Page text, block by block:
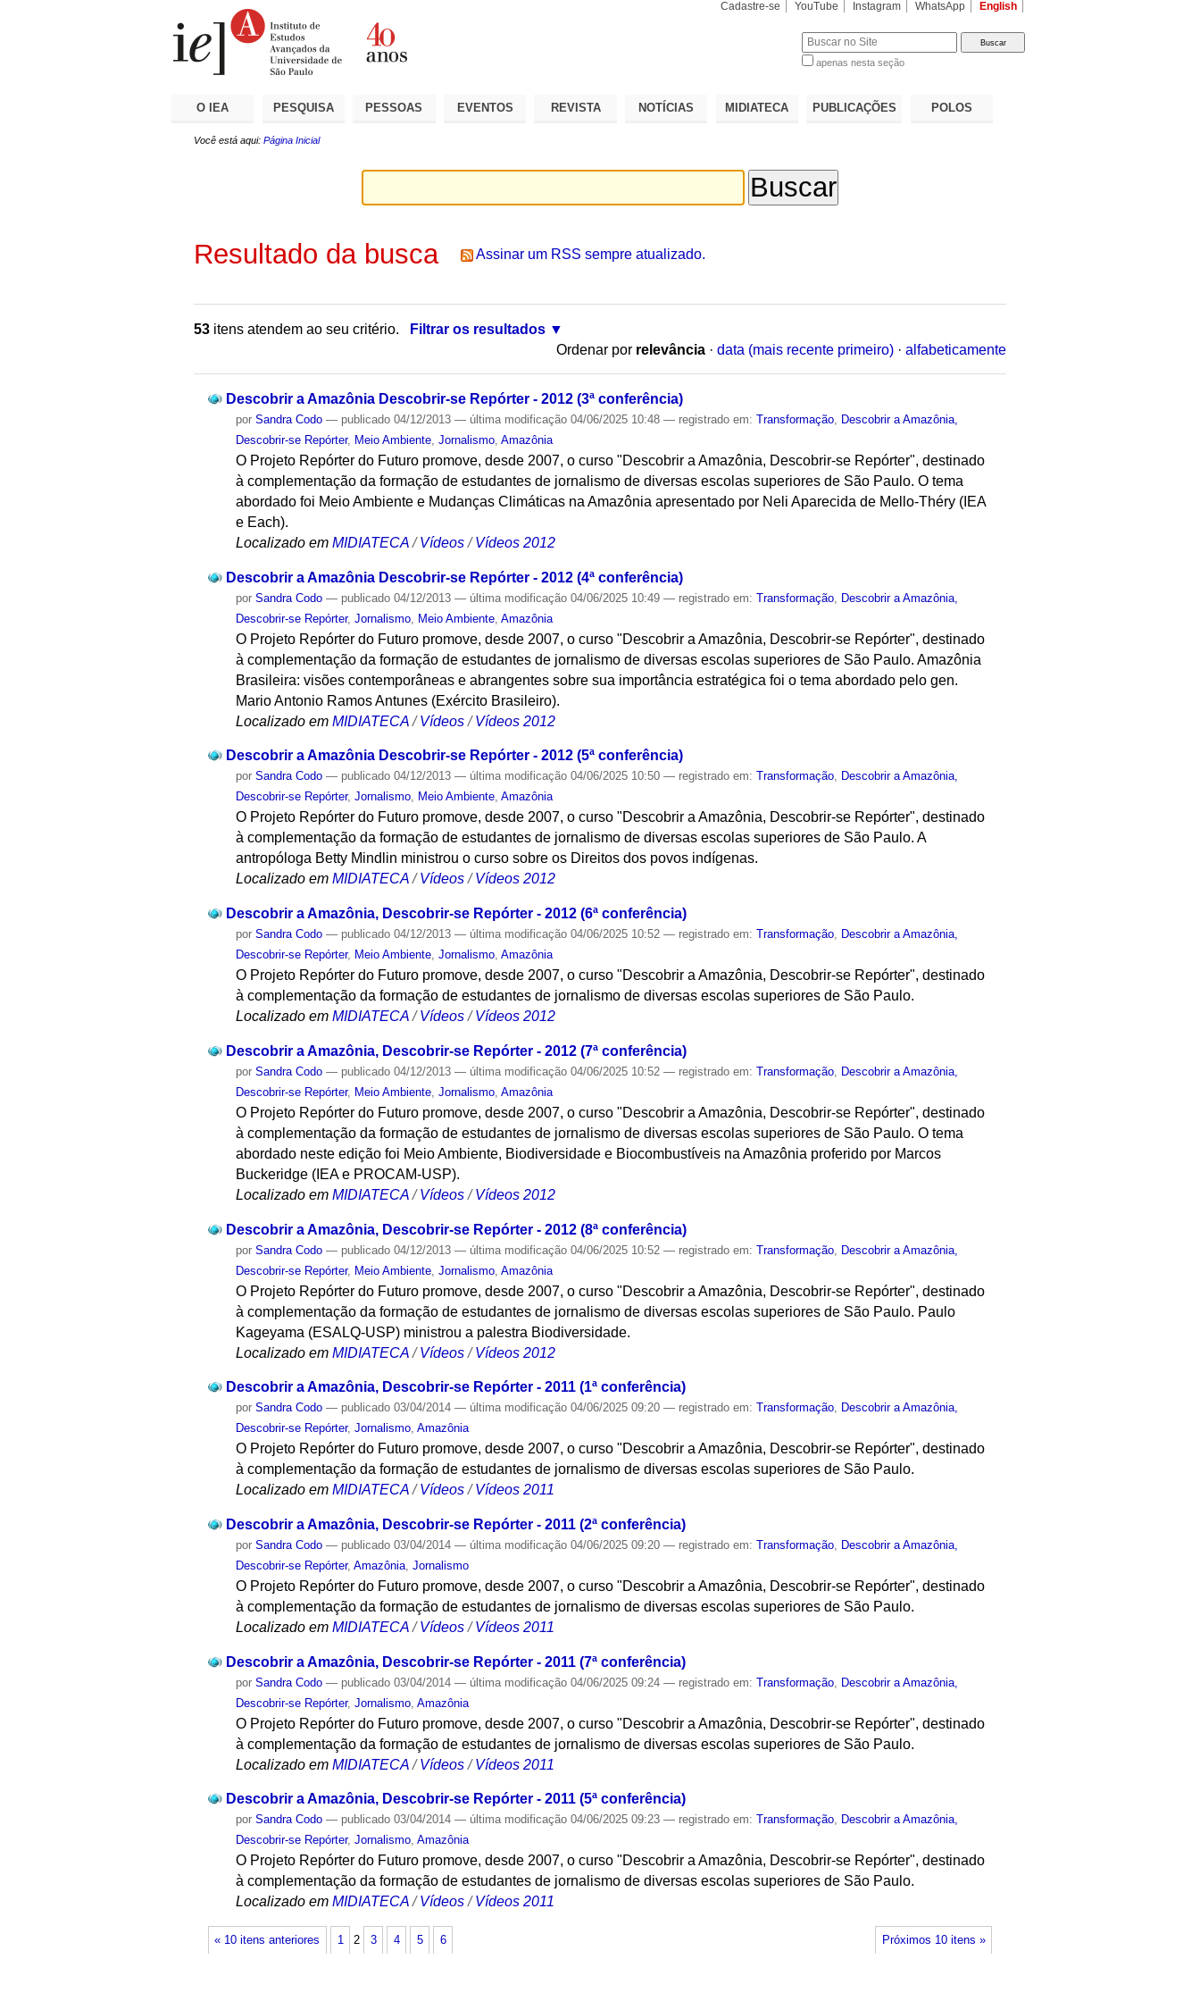
Cadastre-se YouTube Instagram WhatsApp English
apenas nesta seção
O IEA PESQUISA PESSOAS EVENTOS REVISTA NOTÍCIAS MIDIATECA PUBLICAÇÕES POLOS
Você está aqui: Página Inicial
Resultado da busca Assinar um RSS sempre atualizado.
53 itens atendem ao seu critério.
Filtrar os resultados
Ordenar por relevância · data (mais recente primeiro) · alfabeticamente
Descobrir a Amazônia Descobrir-se Repórter - 2012 (3ª conferência)
porSandra Codo — publicado 04/12/2013— última modificação 04/06/2025 10:48— registrado em:Transformação
Descobrir a Amazônia,
Descobrir-se Repórter, Meio Ambiente ,Jornalismo ,Amazônia
O Projeto Repórter do Futuro promove, desde 2007, o curso "Descobrir a Amazônia, Descobrir-se Repórter", destinado
à complementação da formação de estudantes de jornalismo de diversas escolas superiores de São Paulo. O tema
abordado foi Meio Ambiente e Mudanças Climáticas na Amazônia apresentado por Neli Aparecida de Mello-Théry (IEA
e Each).
Localizado em MIDIATECA /Vídeos /Vídeos 2012
Descobrir a Amazônia Descobrir-se Repórter - 2012 (4ª conferência)
porSandra Codo — publicado 04/12/2013— última modificação 04/06/2025 10:49— registrado em:Transformação Descobrir a Amazônia,
Descobrir-se Repórter,Jornalismo Meio Ambiente ,Amazônia
O Projeto Repórter do Futuro promove, desde 2007, o curso "Descobrir a Amazônia, Descobrir-se Repórter", destinado
à complementação da formação de estudantes de jornalismo de diversas escolas superiores de São Paulo. Amazônia
Brasileira: visões contemporâneas e abrangentes sobre sua importância estratégica foi o tema abordado pelo gen.
Mario Antonio Ramos Antunes (Exército Brasileiro).
Localizado em MIDIATECA /Vídeos /Vídeos 2012
Descobrir a Amazônia Descobrir-se Repórter - 2012 (5ª conferência)
porSandra Codo — publicado 04/12/2013— última modificação 04/06/2025 10:50— registrado em:Transformação, Descobrir a Amazônia,
Descobrir-se Repórter,Jornalismo, Meio Ambiente,Amazônia
O Projeto Repórter do Futuro promove, desde 2007, o curso "Descobrir a Amazônia, Descobrir-se Repórter", destinado
à complementação da formação de estudantes de jornalismo de diversas escolas superiores de São Paulo. A
antropóloga Betty Mindlin ministrou o curso sobre os Direitos dos povos indígenas.
Localizado em MIDIATECA /Vídeos /Vídeos 2012
Descobrir a Amazônia, Descobrir-se Repórter - 2012 (6ª conferência)
porSandra Codo — publicado 04/12/2013— última modificação 04/06/2025 10:52— registrado em:Transformação, Descobrir a Amazônia,
Descobrir-se Repórter, Meio Ambiente,Jornalismo,Amazônia
O Projeto Repórter do Futuro promove, desde 2007, o curso "Descobrir a Amazônia, Descobrir-se Repórter", destinado
à complementação da formação de estudantes de jornalismo de diversas escolas superiores de São Paulo.
Localizado em MIDIATECA /Vídeos /Vídeos 2012
Descobrir a Amazônia, Descobrir-se Repórter - 2012 (7ª conferência)
porSandra Codo — publicado 04/12/2013— última modificação 04/06/2025 10:52— registrado em:Transformação
Descobrir a Amazônia,
Descobrir-se Repórter, Meio Ambiente ,Jornalismo ,Amazônia
O Projeto Repórter do Futuro promove, desde 2007, o curso "Descobrir a Amazônia, Descobrir-se Repórter", destinado
à complementação da formação de estudantes de jornalismo de diversas escolas superiores de São Paulo. O tema
abordado neste edição foi Meio Ambiente, Biodiversidade e Biocombustíveis na Amazônia proferido por Marcos
Buckeridge (IEA e PROCAM-USP).
Localizado em MIDIATECA /Vídeos /Vídeos 2012
Descobrir a Amazônia, Descobrir-se Repórter - 2012 (8ª conferência)
porSandra Codo — publicado 04/12/2013— última modificação 04/06/2025 10:52— registrado em:Transformação Descobrir a Amazônia,
Descobrir-se Repórter, Meio Ambiente ,Jornalismo ,Amazônia
O Projeto Repórter do Futuro promove, desde 2007, o curso "Descobrir a Amazônia, Descobrir-se Repórter", destinado
à complementação da formação de estudantes de jornalismo de diversas escolas superiores de São Paulo. Paulo
Kageyama (ESALQ-USP) ministrou a palestra Biodiversidade.
Localizado em MIDIATECA /Vídeos /Vídeos 2012
Descobrir a Amazônia, Descobrir-se Repórter - 2011 (1ª conferência)
porSandra Codo — publicado 03/04/2014— última modificação 04/06/2025 09:20— registrado em:Transformação, Descobrir a Amazônia,
Descobrir-se Repórter,Jornalismo,Amazônia
O Projeto Repórter do Futuro promove, desde 2007, o curso "Descobrir a Amazônia, Descobrir-se Repórter", destinado
à complementação da formação de estudantes de jornalismo de diversas escolas superiores de São Paulo.
Localizado em MIDIATECA /Vídeos /Vídeos 2011
Descobrir a Amazônia, Descobrir-se Repórter - 2011 (2ª conferência)
porSandra Codo — publicado 03/04/2014— última modificação 04/06/2025 09:20— registrado em:Transformação
Descobrir a Amazônia,
Descobrir-se Repórter,Amazônia ,Jornalismo
O Projeto Repórter do Futuro promove, desde 2007, o curso "Descobrir a Amazônia, Descobrir-se Repórter", destinado
à complementação da formação de estudantes de jornalismo de diversas escolas superiores de São Paulo.
Localizado em MIDIATECA /Vídeos /Vídeos 2011
Descobrir a Amazônia, Descobrir-se Repórter - 2011 (7ª conferência)
porSandra Codo — publicado 03/04/2014— última modificação 04/06/2025 09:24— registrado em:Transformação Descobrir a Amazônia,
Descobrir-se Repórter,Jornalismo ,Amazônia
O Projeto Repórter do Futuro promove, desde 2007, o curso "Descobrir a Amazônia, Descobrir-se Repórter", destinado
à complementação da formação de estudantes de jornalismo de diversas escolas superiores de São Paulo.
Localizado em MIDIATECA /Vídeos /Vídeos 2011
Descobrir a Amazônia, Descobrir-se Repórter - 2011 (5ª conferência)
porSandra Codo — publicado 03/04/2014— última modificação 04/06/2025 09:23— registrado em:Transformação, Descobrir a Amazônia,
Descobrir-se Repórter,Jornalismo,Amazônia
O Projeto Repórter do Futuro promove, desde 2007, o curso "Descobrir a Amazônia, Descobrir-se Repórter", destinado
à complementação da formação de estudantes de jornalismo de diversas escolas superiores de São Paulo.
Localizado em MIDIATECA /Vídeos /Vídeos 2011
« 10 itens anteriores Próximos 10 itens »
1 2 3 4 5 6